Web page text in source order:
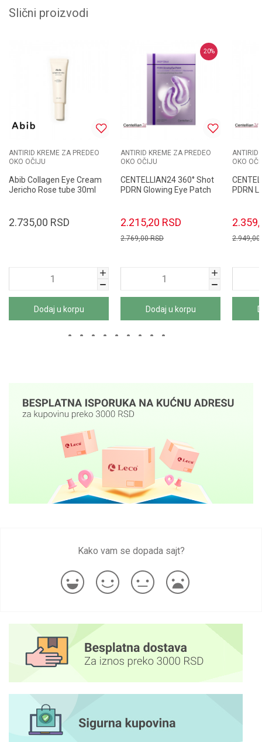
Slični proizvodi
ANTIRID KREME ZA PREDEO
OKO OČIJU
Abib Collagen Eye Cream
Jericho Rose tube 30ml
2.735,00 RSD
Dodaj u korpu
20%
ANTIRID KREME ZA PREDEO
OKO OČIJU
CENTELLIAN24 360° Shot
PDRN Glowing Eye Patch
2.215,20 RSD
2.769,00RSD
Dodaj u korpu
ANTIRID
OKO
PDRN
2.949,00
Kako vam se dopada sajt?